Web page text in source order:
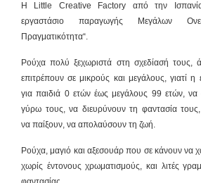
Η Little Creative Factory από την Ισπανία
εργαστάσιο παραγωγής Μεγάλων
Πραγματικότητα“.
Ρούχα πολύ ξεχωριστά στη σχεδίασή τους,
επιτρέπουν σε μικρούς και μεγάλους, γιατί η
για παιδιά 0 ετών έως μεγάλους 99 ετών,
γύρω τους, να διευρύνουν τη φαντασία τους,
να παίξουν, να απολαύσουν τη ζωή.
Ρούχα, μαγιό και αξεσουάρ που σε κάνουν να
χωρίς έντονους χρωματισμούς, και λιτές